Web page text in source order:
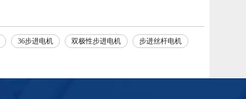
36步进电机 双极性步进电机 步进丝杆电机